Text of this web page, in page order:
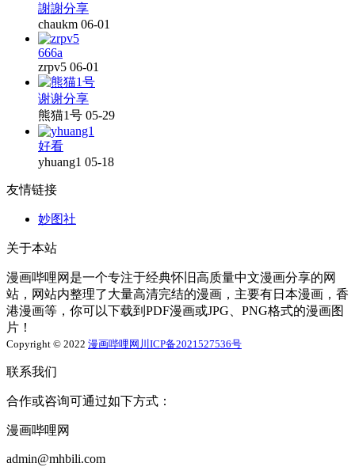
謝謝分享
chaukm 06-01
666a
zrpv5 06-01
谢谢分享
熊猫1号 05-29
好看
yhuang1 05-18
友情链接
妙图社
关于本站
漫画哔哩网是一个专注于经典怀旧高质量中文漫画分享的网
站，网站内整理了大量高清完结的漫画，主要有日本漫画，香
港漫画等，你可以下载到PDF漫画或JPG、PNG格式的漫画图
片！
Copyright © 2022 漫画哔哩网 川ICP备2021527536号
联系我们
合作或咨询可通过如下方式：
漫画哔哩网
admin@mhbili.com